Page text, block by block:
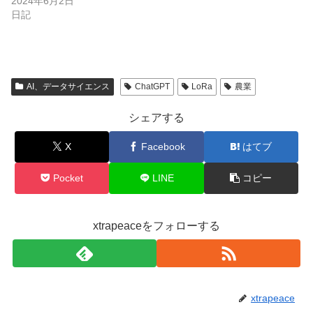
日記
AI、データサイエンス ChatGPT LoRa 農業
シェアする
X Facebook はてブ
Pocket LINE コピー
xtrapeaceをフォローする
xtrapeace